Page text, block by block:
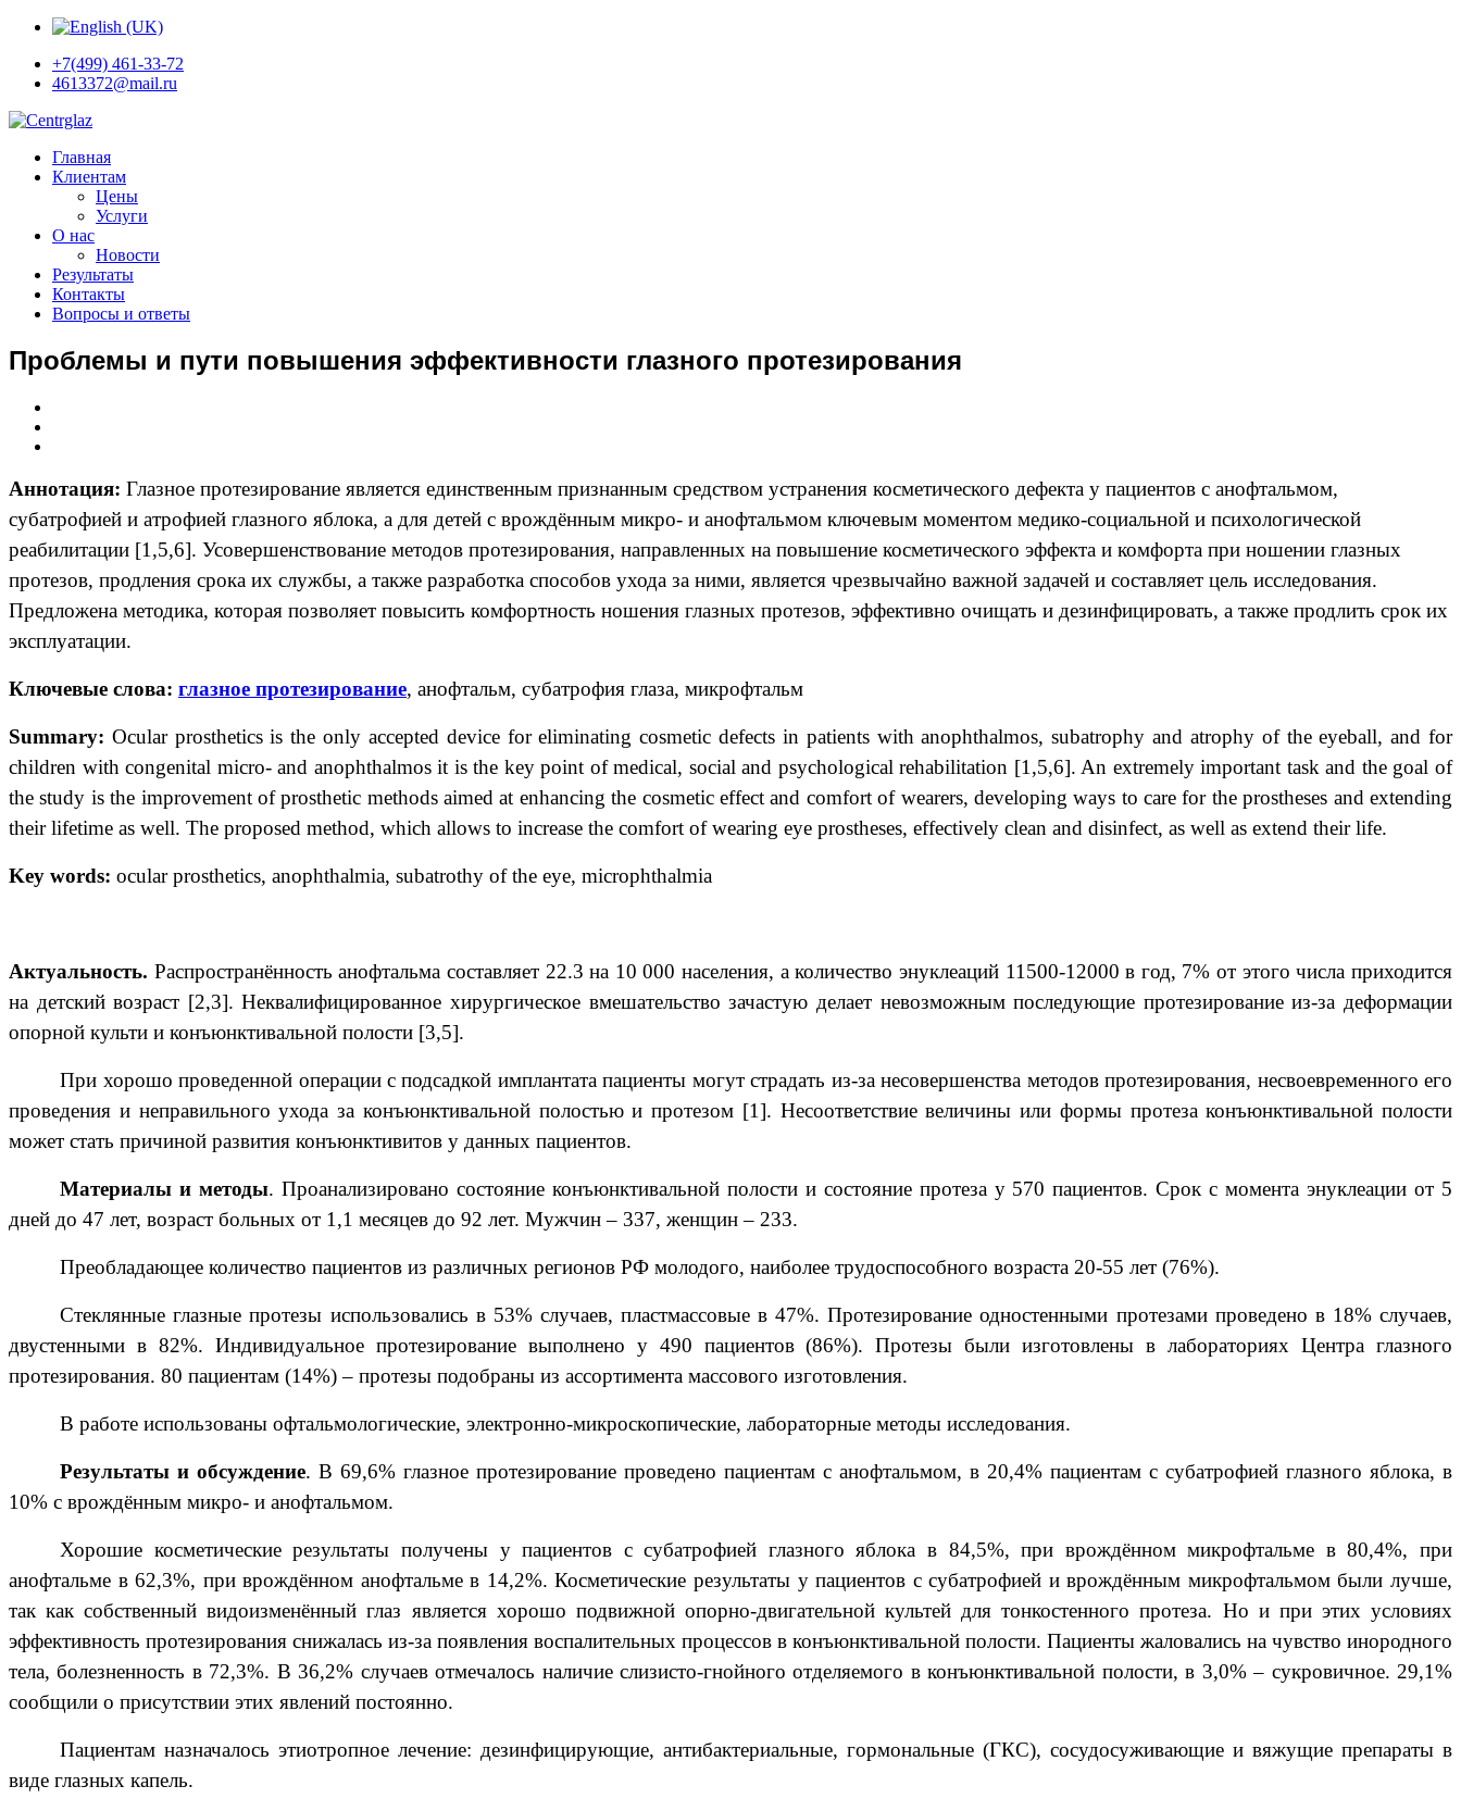
+7(499) 461-33-72
4613372@mail.ru
Главная
Клиентам
Цены
Услуги
О нас
Новости
Результаты
Контакты
Вопросы и ответы
Проблемы и пути повышения эффективности глазного протезирования
Аннотация: Глазное протезирование является единственным признанным средством устранения косметического дефекта у пациентов с анофтальмом,
субатрофией и атрофией глазного яблока, а для детей с врождённым микро- и анофтальмом ключевым моментом медико-социальной и психологической
реабилитации [1,5,6]. Усовершенствование методов протезирования, направленных на повышение косметического эффекта и комфорта при ношении глазных
протезов, продления срока их службы, а также разработка способов ухода за ними, является чрезвычайно важной задачей и составляет цель исследования.
Предложена методика, которая позволяет повысить комфортность ношения глазных протезов, эффективно очищать и дезинфицировать, а также продлить срок их
эксплуатации.
Ключевые слова: глазное протезирование, анофтальм, субатрофия глаза, микрофтальм
Summary: Ocular prosthetics is the only accepted device for eliminating cosmetic defects in patients with anophthalmos, subatrophy and atrophy of the eyeball, and for
children with congenital micro- and anophthalmos it is the key point of medical, social and psychological rehabilitation [1,5,6]. An extremely important task and the goal of
the study is the improvement of prosthetic methods aimed at enhancing the cosmetic effect and comfort of wearers, developing ways to care for the prostheses and extending
their lifetime as well. The proposed method, which allows to increase the comfort of wearing eye prostheses, effectively clean and disinfect, as well as extend their life.
Key words: ocular prosthetics, anophthalmia, subatrothy of the eye, microphthalmia
Актуальность. Распространённость анофтальма составляет 22.3 на 10 000 населения, а количество энуклеаций 11500-12000 в год, 7% от этого числа приходится
на детский возраст [2,3]. Неквалифицированное хирургическое вмешательство зачастую делает невозможным последующие протезирование из-за деформации
опорной культи и конъюнктивальной полости [3,5].
При хорошо проведенной операции с подсадкой имплантата пациенты могут страдать из-за несовершенства методов протезирования, несвоевременного его
проведения и неправильного ухода за конъюнктивальной полостью и протезом [1]. Несоответствие величины или формы протезаконъюнктивальной полости
может стать причиной развития конъюнктивитов у данных пациентов.
Материалы и методы. Проанализировано состояние конъюнктивальной полости и состояние протеза у 570 пациентов. Срок с момента энуклеации от 5
дней до 47 лет, возраст больных от 1,1 месяцев до 92 лет. Мужчин – 337, женщин – 233.
Преобладающее количество пациентов из различных регионов РФ молодого, наиболее трудоспособного возраста 20-55 лет (76%).
Стеклянные глазные протезы использовались в 53% случаев, пластмассовые в 47%. Протезирование одностенными протезами проведено в 18% случаев,
двустенными в 82%. Индивидуальное протезирование выполнено у 490 пациентов (86%). Протезы были изготовлены в лабораториях Центра глазного
протезирования. 80 пациентам (14%) – протезы подобраны из ассортимента массового изготовления.
В работе использованы офтальмологические, электронно-микроскопические, лaбopаторные методы исследования.
Результаты и обсуждение. В 69,6% глазное протезирование проведено пациентам с анофтальмом, в 20,4% пациентам с субатрофией глазного яблока, в
10% с врождённым микро- и анофтальмом.
Хорошие косметические результаты получены у пациентов с субатрофией глазного яблока в 84,5%, при врождённом микрофтальме в 80,4%, при
анофтальме в 62,3%, при врождённом анофтальме в 14,2%. Косметические результаты у пациентов с субатрофией и врождённым микрофтальмом были лучше,
так как собственный видоизменённый глаз является хорошо подвижной опорно-двигательной культей для тонкостенного протеза. Но и при этих условиях
эффективность протезирования снижалась из-за появления воспалительных процессов в конъюнктивальной полости. Пациенты жаловались на чувство инородного
тела, болезненность в 72,3%. В 36,2% случаев отмечалось наличие слизисто-гнойного отделяемого в конъюнктивальной полости, в 3,0% – сукровичное. 29,1%
сообщили о присутствии этих явлений постоянно.
Пациентам назначалось этиотропное лечение: дезинфицирующие, антибактериальные, гормональные (ГКС), сосудосуживающие и вяжущие препараты в
виде глазных капель.